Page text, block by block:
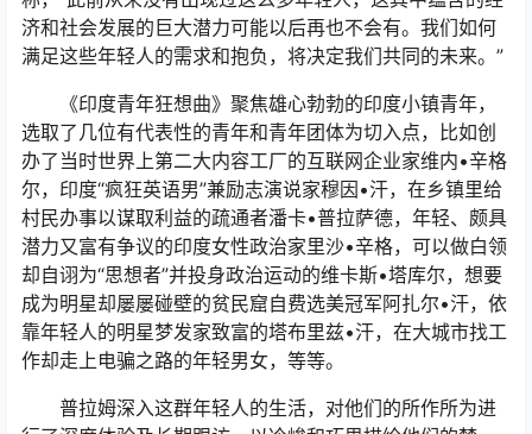
济和社会发展的巨大潜力可能以后再也不会有。我们如何
满足这些年轻人的需求和抱负，将决定我们共同的未来。”
《印度青年狂想曲》聚焦雄心勃勃的印度小镇青年，
选取了几位有代表性的青年和青年团体为切入点，比如创
办了当时世界上第二大内容工厂的互联网企业家维内•辛格
尔，印度“疯狂英语男”兼励志演说家穆因•汗，在乡镇里给
村民办事以谋取利益的疏通者潘卡•普拉萨德，年轻、颇具
潜力又富有争议的印度女性政治家里沙•辛格，可以做白领
却自诩为“思想者”并投身政治运动的维卡斯•塔库尔，想要
成为明星却屡屡碰壁的贫民窟自费选美冠军阿扎尔•汗，依
靠年轻人的明星梦发家致富的塔布里兹•汗，在大城市找工
作却走上电骗之路的年轻男女，等等。
普拉姆深入这群年轻人的生活，对他们的所作所为进